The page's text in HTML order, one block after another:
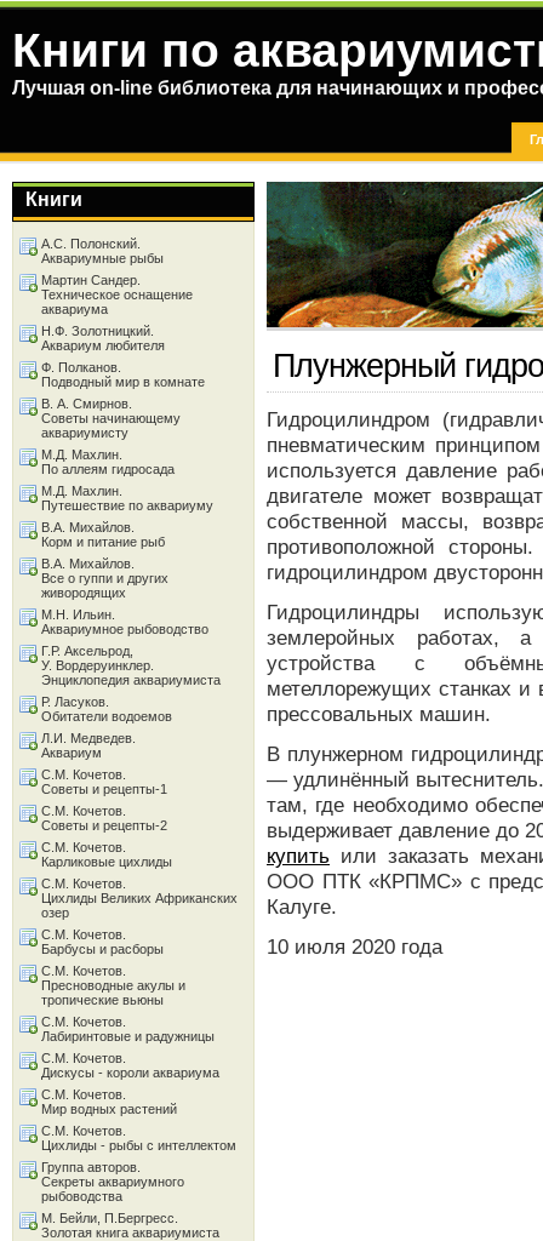
Книги по
Лучшая on-line библиотека для начинающих и
Плунжерный
Гидроцилиндром
пневматическим
используется давление
двигателе может
собственной массы,
противоположной
гидроцилиндром
Гидроцилиндры
землеройных работах,
устройства с
метеллорежущих станках
прессовальных машин.
В плунжерном
— удлинённый
там, где необходимо
выдерживает давление до
купить или заказать
ООО ПТК «КРПМС» с
Калуге.
10 июля 2020 года
Книги
А.С. Полонский.
Аквариумные рыбы
Мартин Сандер.
Техническое оснащение
аквариума
Н.Ф. Золотницкий.
Аквариум любителя
Ф. Полканов.
Подводный мир в комнате
В. А. Смирнов.
Советы начинающему
аквариумисту
М.Д. Махлин.
По аллеям гидросада
М.Д. Махлин.
Путешествие по аквариуму
В.А. Михайлов.
Корм и питание рыб
В.А. Михайлов.
Все о гуппи и других
живородящих
М.Н. Ильин.
Аквариумное рыбоводство
Г.Р. Аксельрод,
У. Вордеруинклер.
Энциклопедия аквариумиста
Р. Ласуков.
Обитатели водоемов
Л.И. Медведев.
Аквариум
С.М. Кочетов.
Советы и рецепты-1
С.М. Кочетов.
Советы и рецепты-2
С.М. Кочетов.
Карликовые цихлиды
С.М. Кочетов.
Цихлиды Великих Африканских
озер
С.М. Кочетов.
Барбусы и расборы
С.М. Кочетов.
Пресноводные акулы и
тропические вьюны
С.М. Кочетов.
Лабиринтовые и радужницы
С.М. Кочетов.
Дискусы - короли аквариума
С.М. Кочетов.
Мир водных растений
С.М. Кочетов.
Цихлиды - рыбы с интеллектом
Группа авторов.
Секреты аквариумного
рыбоводства
М. Бейли, П.Бергресс.
Золотая книга аквариумиста